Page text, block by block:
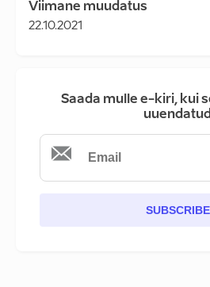
Viimane muudatus
22.10.2021
Saada mulle e-kiri, kui
uuendatud
SUBSCRIBE